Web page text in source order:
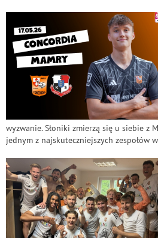
wyzwanie. Słoniki zmierzą się u siebie z
jednym z najskuteczniejszych zespołów